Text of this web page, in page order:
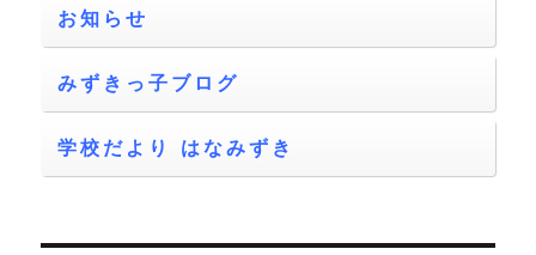
ン
お知らせ
みずきっ子ブログ
学校だより はなみずき